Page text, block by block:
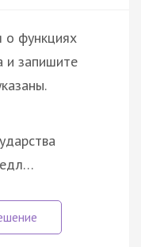
о функциях
и запишите